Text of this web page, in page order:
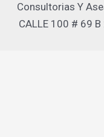
Consultorias Y
CALLE 100 # 69